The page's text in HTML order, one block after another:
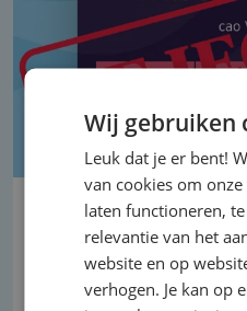
Nieuwe cao VVT
discussie over
reiskosten
Wij gebruiken
Leuk dat je er bent!
van cookies om
laten functioneren,
relevantie van het
website en op
verhogen. Je kan op